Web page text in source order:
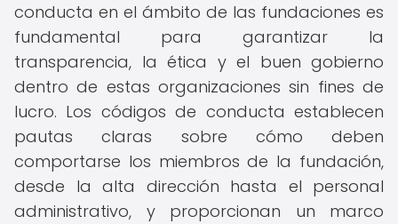
conducta en el ámbito de las fundaciones es
fundamental para garantizar la
transparencia, la ética y el buen gobierno
dentro de estas organizaciones sin fines de
lucro. Los códigos de conducta establecen
pautas claras sobre cómo deben
comportarse los miembros de la fundación,
desde la alta dirección hasta el personal
administrativo, y proporcionan un marco